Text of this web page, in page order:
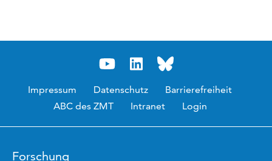
Impressum Datenschutz
Barrierefreiheit
ABC des ZMT
Intranet Login
Forschung